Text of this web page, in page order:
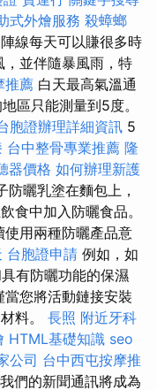
式外燴服務 殺蟑螂
線每天可以賺很多時
並伴隨暴風雨，特
推薦 白天最高氣溫通
區只能測量到5度。
胞證辦理詳細資訊 5
台中整骨專業推薦 隆
器價格 如何辦理新護
曬乳塗在麵包上，
食中加入防曬食品。
使用兩種防曬產品意
台胞證申請 例如，如
有防曬功能的保濕
您將活動鏈接安裝
料。 長照 附近牙科
HTML基礎知識 seo
公司 台中西屯按摩推
們的新聞通訊將成為